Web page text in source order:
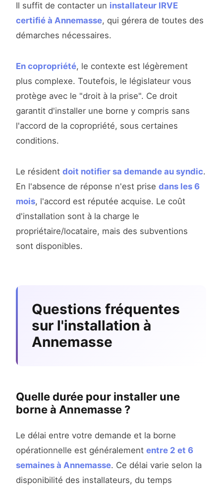
Il suffit de contacter un installateur IRVE
certifié à Annemasse, qui gérera de toutes des
démarches nécessaires.
En copropriété, le contexte est légèrement
plus complexe. Toutefois, le législateur vous
protège avec le "droit à la prise". Ce droit
garantit d'installer une borne y compris sans
l'accord de la copropriété, sous certaines
conditions.
Le résident doit notifier sa demande au syndic.
En l'absence de réponse n'est prise dans les 6
mois, l'accord est réputée acquise. Le coût
d'installation sont à la charge le
propriétaire/locataire, mais des subventions
sont disponibles.
Questions fréquentes
sur l'installation à
Annemasse
Quelle durée pour installer une
borne à Annemasse ?
Le délai entre votre demande et la borne
opérationnelle est généralement entre 2 et 6
semaines à Annemasse. Ce délai varie selon la
disponibilité des installateurs, du temps